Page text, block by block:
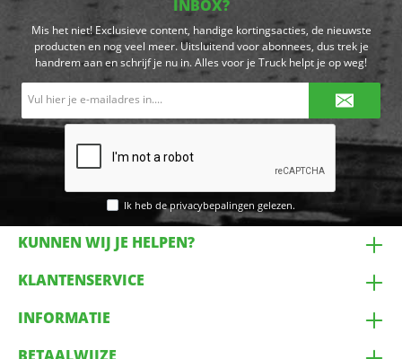
INBOX?
Mis het niet! Exclusieve content, handige kortingsacties, de nieuwste
producten en nog veel meer. Uitsluitend voor abonnees, dus trek je
handrem aan en schrijf je nu in. Alles voor je Truck helpt je op weg!
Ik heb deprivacybepalingen gelezen.
KUNNEN WIJ JE HELPEN?
KLANTENSERVICE
INFORMATIE